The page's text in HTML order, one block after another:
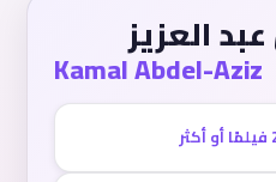
العزيز
Kamal Abdel-Aziz